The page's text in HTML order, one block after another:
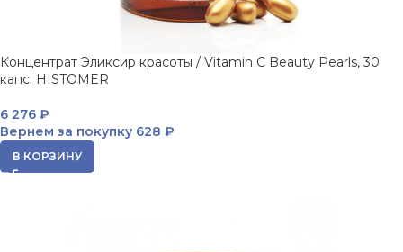
Концентрат Эликсир красоты / Vitamin C Beauty Pearls, 30
капс. HISTOMER
6 276 ₽
Вернем за покупку 628 ₽
В КОРЗИНУ